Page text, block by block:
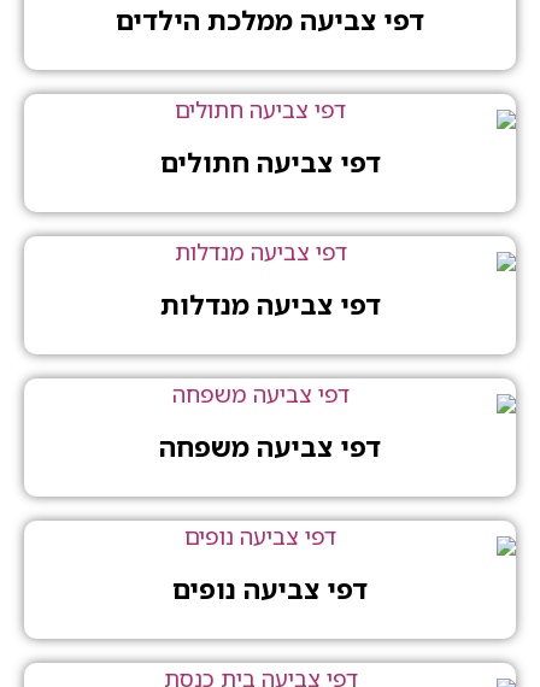
דפי צביעה ממלכת הילדים
דפי צביעה חתולים
דפי צביעה מנדלות
דפי צביעה משפחה
דפי צביעה נופים